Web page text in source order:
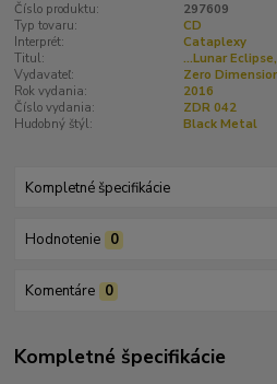
Číslo produktu:
297609
Typ tovaru:
CD
Interprét:
Cataplexy
Titul:
...Lunar
Vydavateľ:
Zero
Rok vydania:
2016
Číslo vydania:
ZDR 042
Hudobný štýl:
Black Metal
Kompletné špecifikácie
Hodnotenie 0
Komentáre 0
Kompletné špecifikácie